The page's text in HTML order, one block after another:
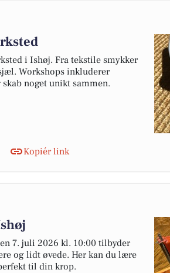
i Ishøj. Fra tekstile smykker
Workshops inkluderer
noget unikt sammen.
Kopiér link
7. juli 2026 kl. 10:00 tilbyder
og lidt øvede. Her kan du lære
til din krop.